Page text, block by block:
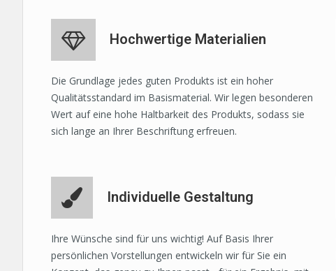
Hochwertige Materialien
Die Grundlage jedes guten Produkts ist ein hoher
Qualitätsstandard im Basismaterial. Wir legen besonderen
Wert auf eine hohe Haltbarkeit des Produkts, sodass sie
sich lange an Ihrer Beschriftung erfreuen.
Individuelle Gestaltung
Ihre Wünsche sind für uns wichtig! Auf Basis Ihrer
persönlichen Vorstellungen entwickeln wir für Sie ein